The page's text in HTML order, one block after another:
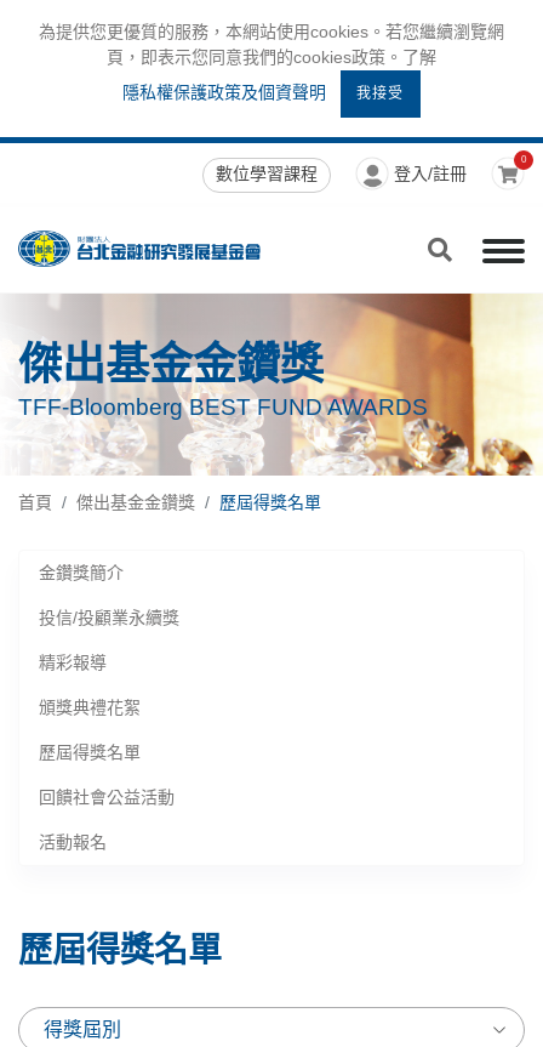
為提供您更優質的服務，本網站使用cookies。若您繼續瀏覽網
頁，即表示您同意我們的cookies政策。了解
隱私權保護政策及個資聲明
我接受
數位學習課程 登入/註冊
0
傑出基金金鑽獎
TFF-Bloomberg BEST FUND AWARDS
首頁 傑出基金金鑽獎 歷屆得獎名單
金鑽獎簡介
投信/投顧業永續獎
精彩報導
頒獎典禮花絮
歷屆得獎名單
回饋社會公益活動
活動報名
歷屆得獎名單